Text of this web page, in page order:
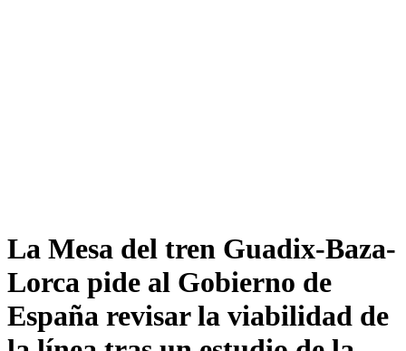
La Mesa del tren Guadix-Baza-
Lorca pide al Gobierno de
España revisar la viabilidad de